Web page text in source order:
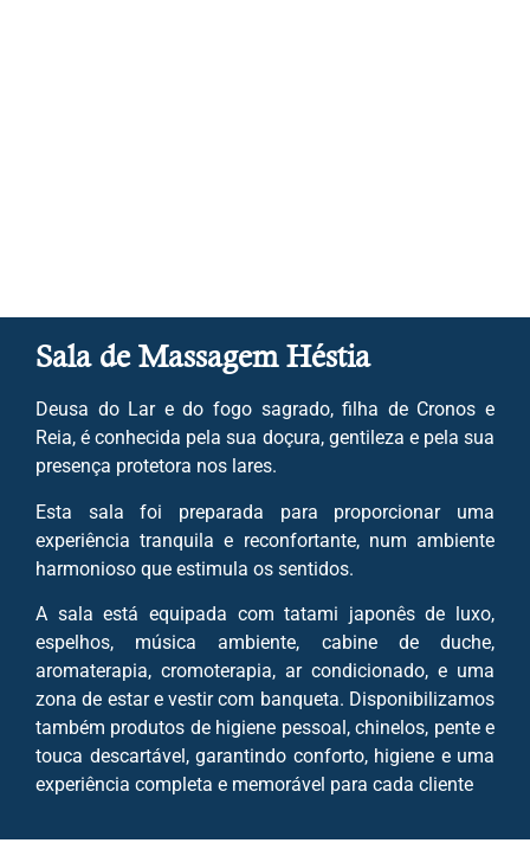
Sala de Massagem Héstia
Deusa do Lar e do fogo sagrado, filha de Cronos e
Reia, é conhecida pela sua doçura, gentileza e pela sua
presença protetora nos lares.
Esta sala foi preparada para proporcionar uma
experiência tranquila e reconfortante, num ambiente
harmonioso que estimula os sentidos.
A sala está equipada com tatami japonês de luxo,
espelhos, música ambiente, cabine de duche,
aromaterapia, cromoterapia, ar condicionado, e uma
zona de estar e vestir com banqueta. Disponibilizamos
também produtos de higiene pessoal, chinelos, pente e
touca descartável, garantindo conforto, higiene e uma
experiência completa e memorável para cada cliente